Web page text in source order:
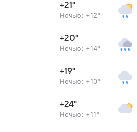
+21°
Ночью: +12°
+20°
Ночью: +14°
+19°
Ночью: +10°
+24°
Ночью: +11°